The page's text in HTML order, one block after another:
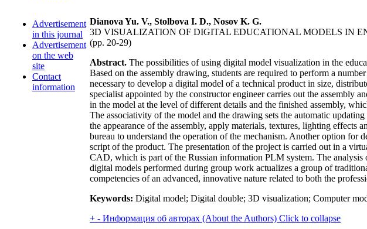
Advertisement
in this journal
Advertisement
on the web
site
Contact
information
Dianova Yu. V., Stolbova I. D., Nosov K. G.
3D VISUALIZATION OF DIGITAL EDUCATIONAL MODELS IN
(pp. 20-29)
Abstract. The possibilities of using digital model visualization in the
Based on the assembly drawing, students are required to perform a
necessary to develop a digital model of a technical product in size,
specialist appointed by the constructor engineer carries out the assembly
in the model at the level of different details and the finished assembly,
The associativity of the model and the drawing sets the automatic
the appearance of the assembly, apply materials, textures, lighting
bureau to understand the operation of the mechanism. Another option for
script of the product. The presentation of the project is carried out in a
CAD, which is part of the Russian information PLM system. The
digital models performed during group work actualizes a group of
competencies of an advanced, innovative nature related to both the
Keywords: Digital model; Digital double; 3D visualization; Computer
+ - Информация об авторах (About the Authors) Click to collapse